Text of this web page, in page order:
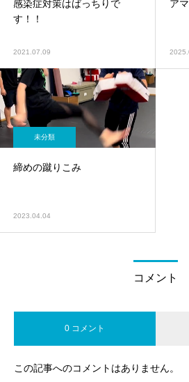
感染症対策はばっちりで
す！！
2021.07.09
ア
未分類
締めの蹴りこみ
2023.04.04
コメント
0 コメント
この記事へのコメントはありません。